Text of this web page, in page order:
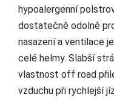
hypoalergenní
dostatečně odolně
nasazení a ventilace
celé helmy. Slabší
vlastnost off road
vzduchu při rychlejší